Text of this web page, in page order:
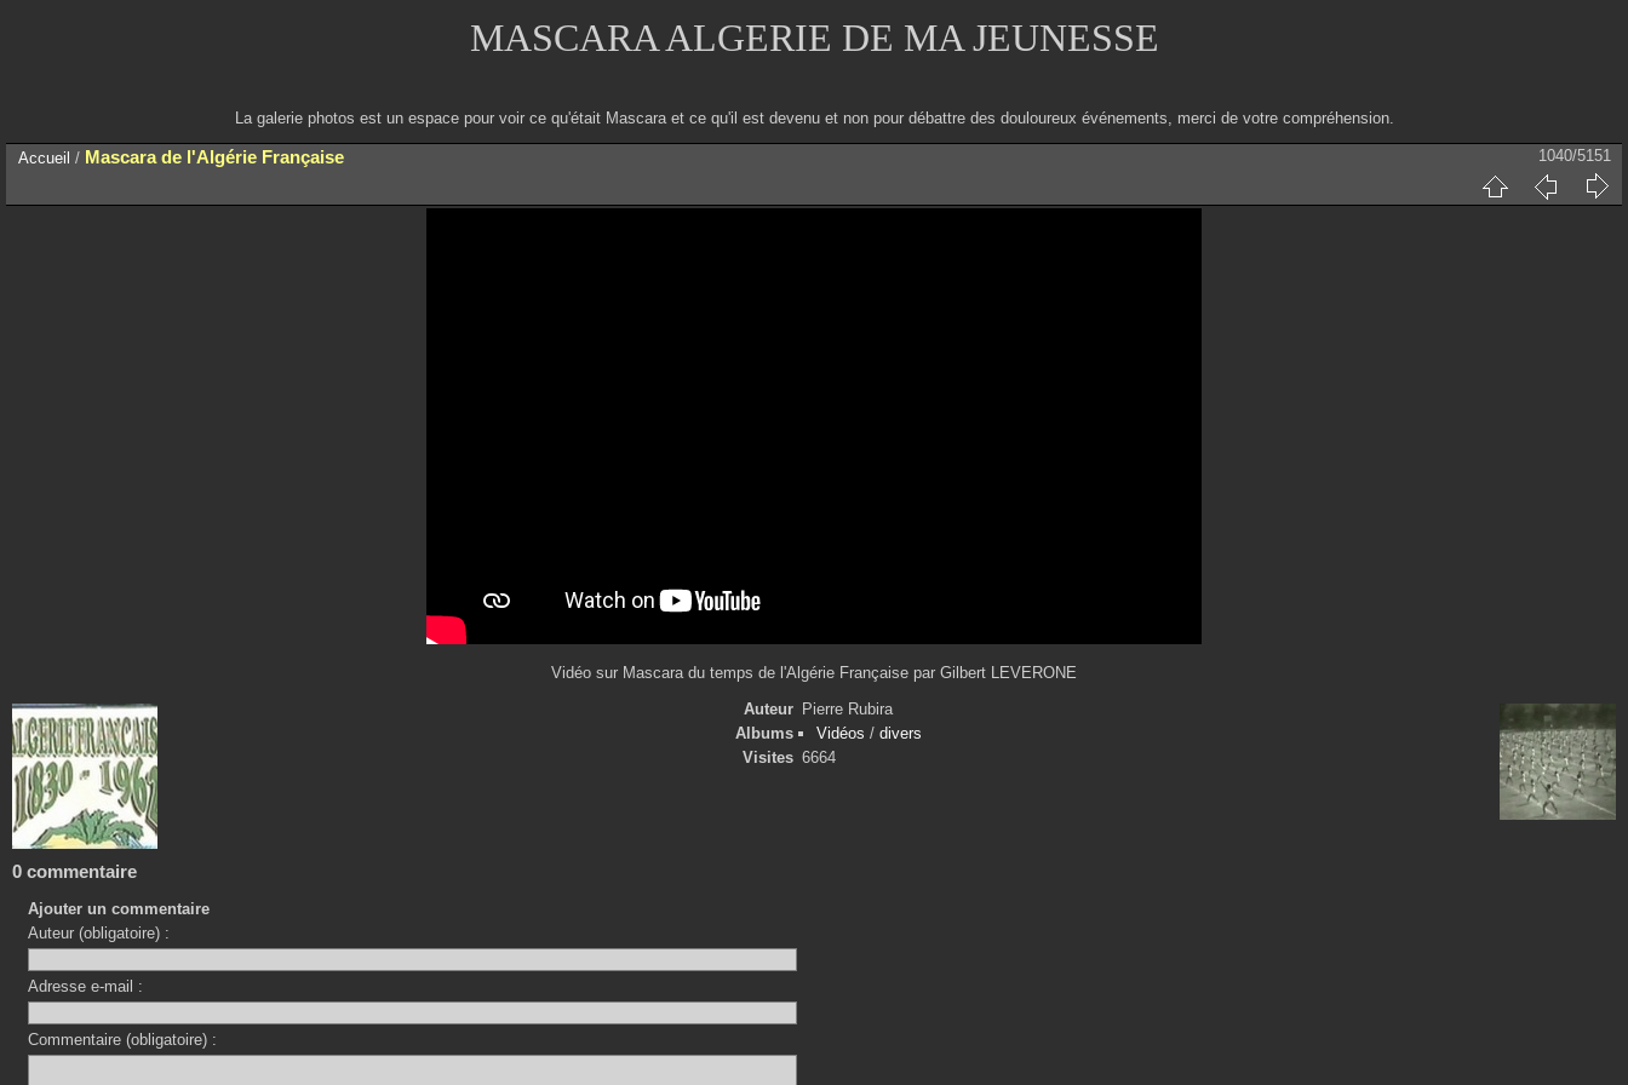
MASCARA ALGERIE DE MA JEUNESSE
La galerie photos est un espace pour voir ce qu'était Mascara et ce qu'il est devenu et non pour débattre des douloureux événements, merci de votre compréhension.
Accueil / Mascara de l'Algérie Française 1040/5151
Vidéo sur Mascara du temps de l'Algérie Française par Gilbert LEVERONE
Auteur Pierre Rubira
Albums
Vidéos /divers
Visites 6664
0 commentaire
Ajouter un commentaire
Auteur (obligatoire) :
Adresse e-mail :
Commentaire (obligatoire) :